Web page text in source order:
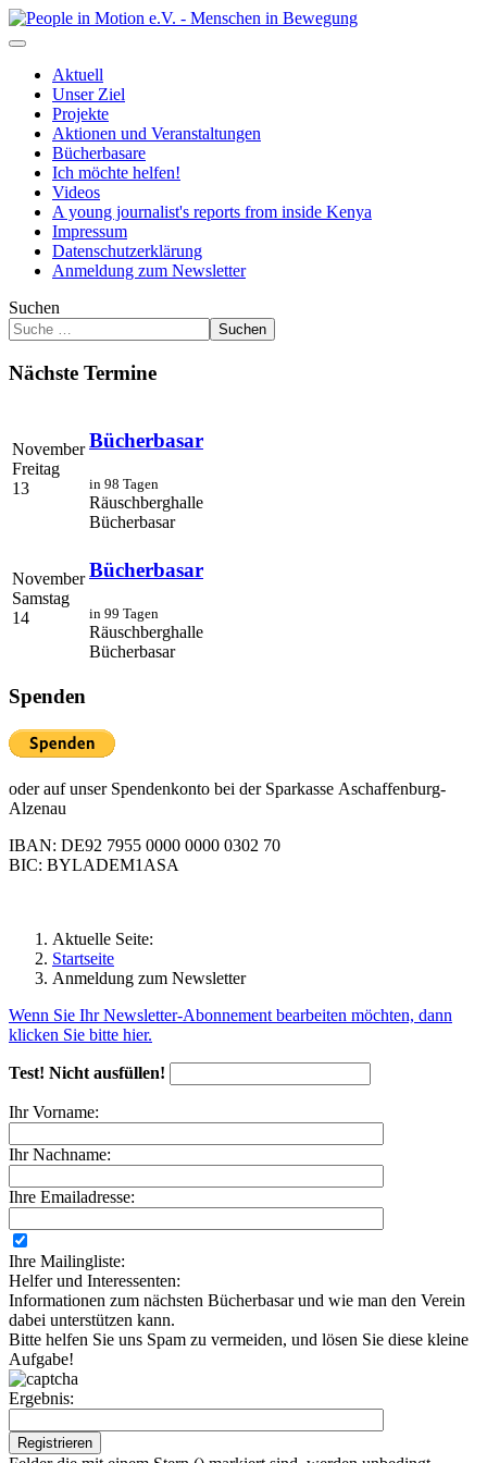
Aktuell
Unser Ziel
Projekte
Aktionen und Veranstaltungen
Bücherbasare
Ich möchte helfen!
Videos
A young journalist's reports from inside Kenya
Impressum
Datenschutzerklärung
Anmeldung zum Newsletter
Suchen
Suchen
Nächste Termine
November
Freitag
13
Bücherbasar
in 98 Tagen
Räuschberghalle
Bücherbasar
November
Samstag
14
Bücherbasar
in 99 Tagen
Räuschberghalle
Bücherbasar
Spenden
oder auf unser Spendenkonto bei der Sparkasse Aschaffenburg-
Alzenau
IBAN: DE92 7955 0000 0000 0302 70
BIC: BYLADEM1ASA
Aktuelle Seite:
Startseite
Anmeldung zum Newsletter
Wenn Sie Ihr Newsletter-Abonnement bearbeiten möchten, dann
klicken Sie bitte hier.
Test! Nicht ausfüllen!
Ihr Vorname:
Ihr Nachname:
Ihre Emailadresse:
Ihre Mailingliste:
Helfer und Interessenten:
Informationen zum nächsten Bücherbasar und wie man den Verein
dabei unterstützen kann.
Bitte helfen Sie uns Spam zu vermeiden, und lösen Sie diese kleine
Aufgabe!
Ergebnis:
Registrieren